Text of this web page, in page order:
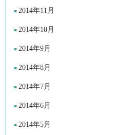
2014年11月
2014年10月
2014年9月
2014年8月
2014年7月
2014年6月
2014年5月